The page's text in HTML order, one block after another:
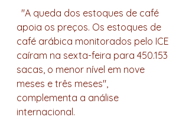
apoia os preços. Os estoques de
café arábica monitorados pelo ICE
caíram na sexta-feira para 450.153
sacas, o menor nível em nove
meses e três meses",
complementa a análise
internacional.